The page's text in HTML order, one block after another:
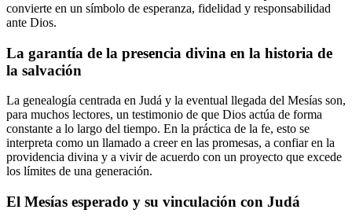
convierte en un símbolo de esperanza, fidelidad y responsabilidad
ante Dios.
La garantía de la presencia divina en la historia de
la salvación
La genealogía centrada en Judá y la eventual llegada del Mesías son,
para muchos lectores, un testimonio de que Dios actúa de forma
constante a lo largo del tiempo. En la práctica de la fe, esto se
interpreta como un llamado a creer en las promesas, a confiar en la
providencia divina y a vivir de acuerdo con un proyecto que excede
los límites de una generación.
El Mesías esperado y su vinculación con Judá